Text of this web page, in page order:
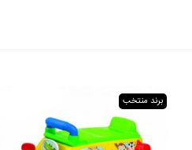
برند منتخب